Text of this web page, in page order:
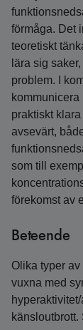
förmåga. Det
teoretiskt
lära sig
problem. I
praktiskt
avsevärt,
som till
förekomst av
Beteende
Olika typer
vuxna med
känsloutbrott.